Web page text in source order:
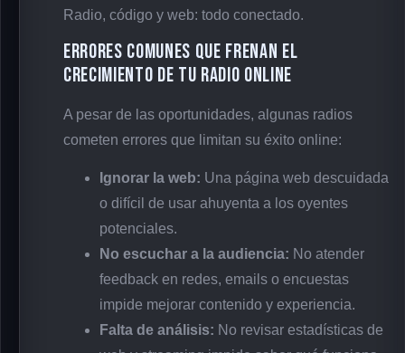
Radio, código y web: todo conectado.
Errores comunes que frenan el
crecimiento de tu radio online
A pesar de las oportunidades, algunas radios
cometen errores que limitan su éxito online:
Ignorar la web: Una página web descuidada
o difícil de usar ahuyenta a los oyentes
potenciales.
No escuchar a la audiencia: No atender
feedback en redes, emails o encuestas
impide mejorar contenido y experiencia.
Falta de análisis: No revisar estadísticas de